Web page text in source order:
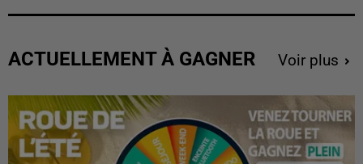
ACTUELLEMENT À GAGNER Voir plus